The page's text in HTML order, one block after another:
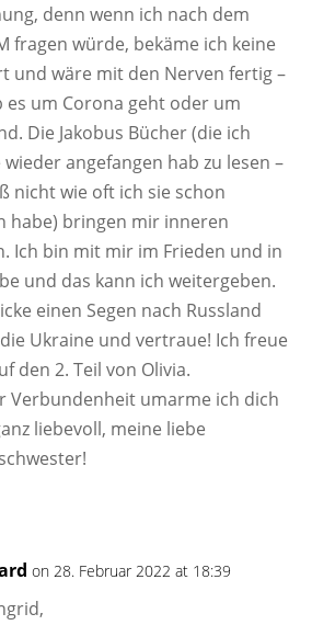
denn wenn ich nach dem
fragen würde, bekäme ich keine
und wäre mit den Nerven fertig –
es um Corona geht oder um
Die Jakobus Bücher (die ich
wieder angefangen hab zu lesen –
nicht wie oft ich sie schon
habe) bringen mir inneren
Ich bin mit mir im Frieden und in
und das kann ich weitergeben.
einen Segen nach Russland
Ukraine und vertraue! Ich freue
den 2. Teil von Olivia.
Verbundenheit umarme ich dich
liebevoll, meine liebe
on 28. Februar 2022 at 18:39